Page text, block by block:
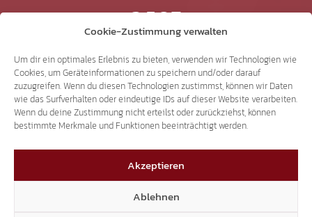
Cookie-Zustimmung verwalten
Um dir ein optimales Erlebnis zu bieten, verwenden wir Technologien wie
Cookies, um Geräteinformationen zu speichern und/oder darauf
zuzugreifen. Wenn du diesen Technologien zustimmst, können wir Daten
wie das Surfverhalten oder eindeutige IDs auf dieser Website verarbeiten.
Wenn du deine Zustimmung nicht erteilst oder zurückziehst, können
bestimmte Merkmale und Funktionen beeinträchtigt werden.
Akzeptieren
Ablehnen
3.507
Threads
3.401
YouTube